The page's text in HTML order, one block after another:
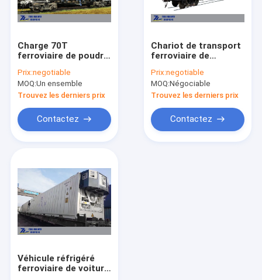
Charge 70T
ferroviaire de poudre
de chariot de
réservoir de chemin
de fer d'UIC GF70
Prix:negotiable
MOQ:Un ensemble
Trouvez les derniers prix
Contactez
Chariot de transport
ferroviaire de
cargueur pour le fruit
végétal
Prix:negotiable
MOQ:Négociable
Trouvez les derniers prix
Contactez
Véhicule réfrigéré
ferroviaire de voiture